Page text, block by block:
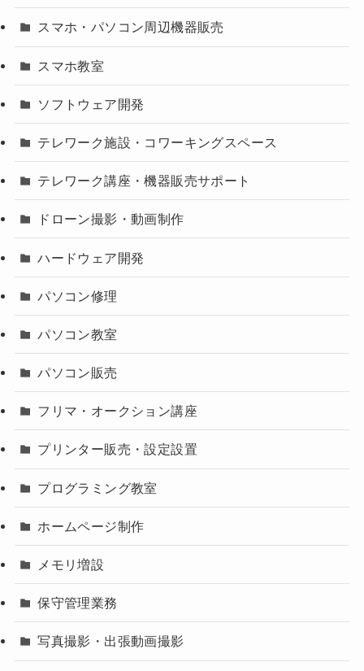
スマホ・パソコン周辺機器販売
スマホ教室
ソフトウェア開発
テレワーク施設・コワーキングスペース
テレワーク講座・機器販売サポート
ドローン撮影・動画制作
ハードウェア開発
パソコン修理
パソコン教室
パソコン販売
フリマ・オークション講座
プリンター販売・設定設置
プログラミング教室
ホームページ制作
メモリ増設
保守管理業務
写真撮影・出張動画撮影